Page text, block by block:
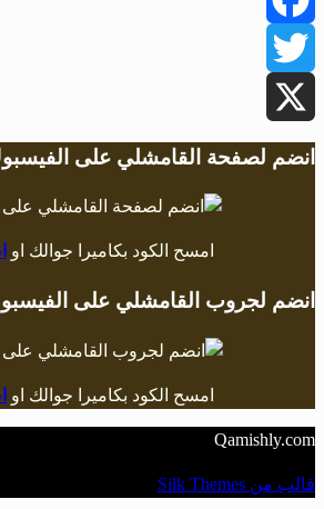
Facebook
Twitter
X
انضم لصفحة القامشلي على
امسح الكود بكاميرا جوالك او
انضم لجروب القامشلي على
امسح الكود بكاميرا جوالك او
Qamishly.com
قالب من Silk Themes